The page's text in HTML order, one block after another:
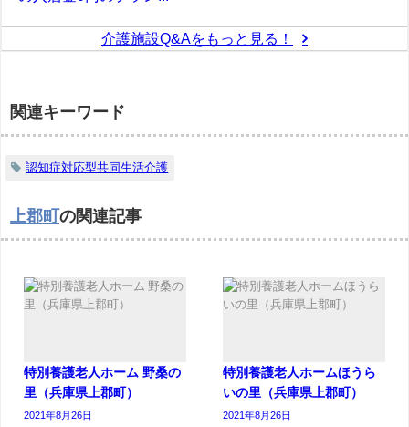
介護施設Q&Aをもっと見る！
関連キーワード
認知症対応型共同生活介護
上郡町 の関連記事
特別養護老人ホーム 野桑の
里（兵庫県上郡町）
2021年8月26日
特別養護老人ホームほうら
いの里（兵庫県上郡町）
2021年8月26日